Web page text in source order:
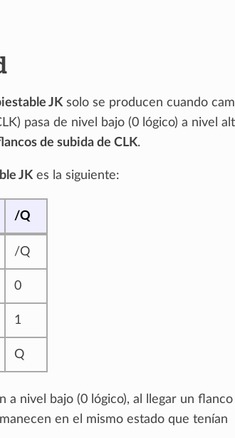
JKsolo se producen cuando
pasa de nivel bajo (0 lógico) a nivel
de subida de CLK.
JKes la siguiente:
/Q
/Q
0
1
Q
a nivel bajo (0 lógico), al llegar un flanco
en el mismo estado que tenían